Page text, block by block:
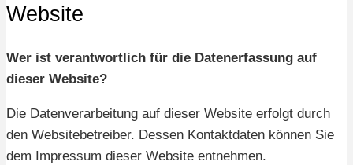
Website
Wer ist verantwortlich für die Datenerfassung auf
dieser Website?
Die Datenverarbeitung auf dieser Website erfolgt durch
den Websitebetreiber. Dessen Kontaktdaten können Sie
dem Impressum dieser Website entnehmen.